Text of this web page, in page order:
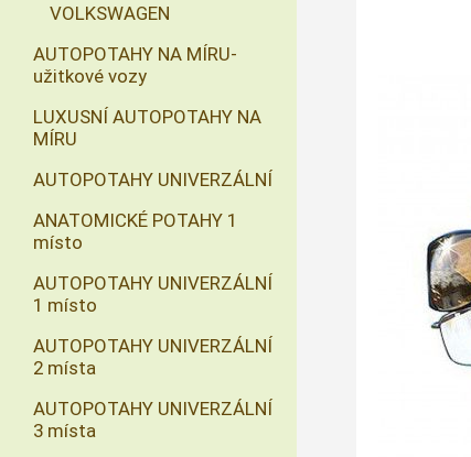
VOLKSWAGEN
AUTOPOTAHY NA MÍRU-
užitkové vozy
LUXUSNÍ AUTOPOTAHY NA
MÍRU
AUTOPOTAHY UNIVERZÁLNÍ
ANATOMICKÉ POTAHY 1
místo
AUTOPOTAHY UNIVERZÁLNÍ
1 místo
AUTOPOTAHY UNIVERZÁLNÍ
2 místa
AUTOPOTAHY UNIVERZÁLNÍ
3 místa